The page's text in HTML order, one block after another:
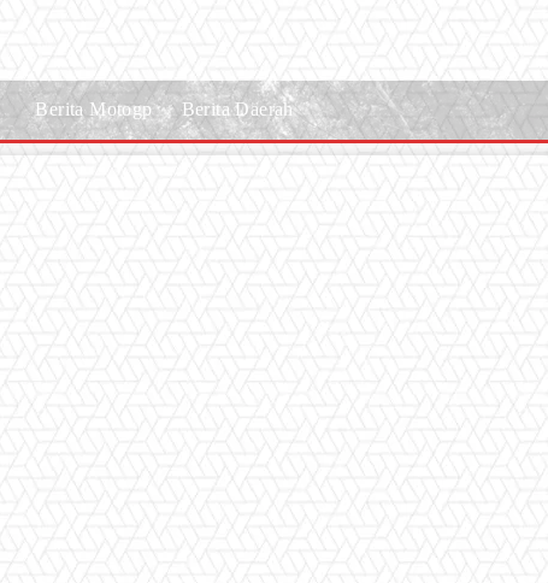
Berita Motogp Berita Daerah